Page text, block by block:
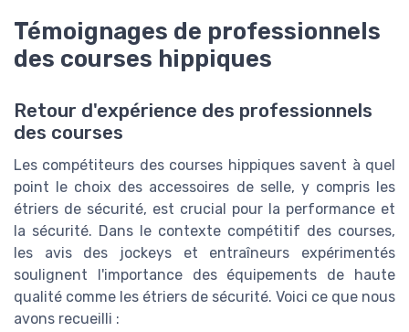
Témoignages de professionnels
des courses hippiques
Retour d'expérience des professionnels
des courses
Les compétiteurs des courses hippiques savent à quel
point le choix des accessoires de selle, y compris les
étriers de sécurité, est crucial pour la performance et
la sécurité. Dans le contexte compétitif des courses,
les avis des jockeys et entraîneurs expérimentés
soulignent l'importance des équipements de haute
qualité comme les étriers de sécurité. Voici ce que nous
avons recueilli :